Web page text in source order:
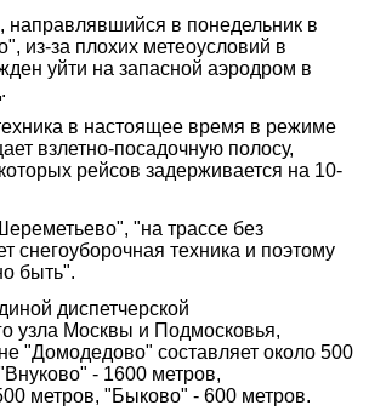
направлявшийся в понедельник в
из-за плохих метеоусловий в
уйти на запасной аэродром в
в настоящее время в режиме
взлетно-посадочную полосу,
рейсов задерживается на 10-
"на трассе без
снегоуборочная техника и поэтому
быть".
диспетчерской
узла Москвы и Подмосковья,
"Домодедово" составляет около 500
- 1600 метров,
метров, "Быково" - 600 метров.